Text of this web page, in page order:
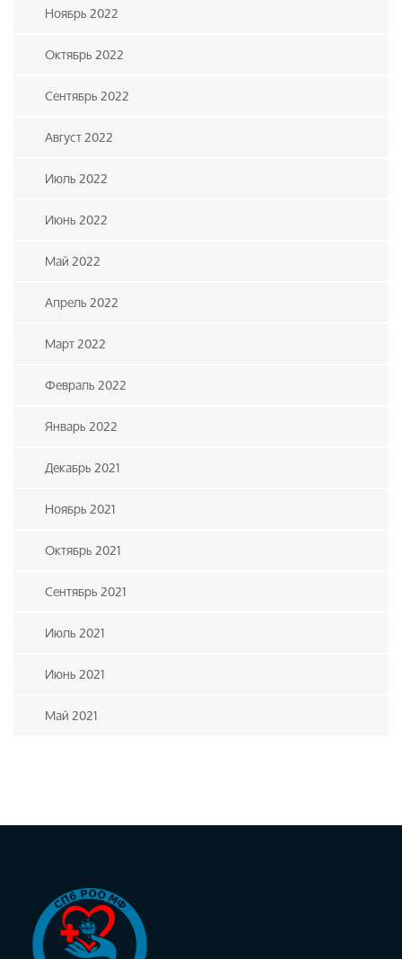
Ноябрь 2022
Октябрь 2022
Сентябрь 2022
Август 2022
Июль 2022
Июнь 2022
Май 2022
Апрель 2022
Март 2022
Февраль 2022
Январь 2022
Декабрь 2021
Ноябрь 2021
Октябрь 2021
Сентябрь 2021
Июль 2021
Июнь 2021
Май 2021